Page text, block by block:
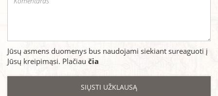
Jūsų asmens duomenys bus naudojami siekiant sureaguoti į
Jūsų kreipimąsi. Plačiau čia